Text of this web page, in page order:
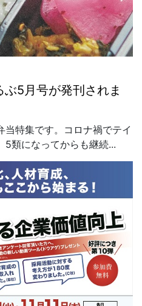
5月号が発刊されま
特集です。コロナ禍でテイ
5類になってからも継続...